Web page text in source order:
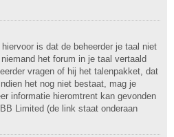
is dat de beheerder je taal niet
het forum in je taal vertaald
vragen of hij het talenpakket, dat
het nog niet bestaat, mag je
informatie hieromtrent kan gevonden
Limited (de link staat onderaan